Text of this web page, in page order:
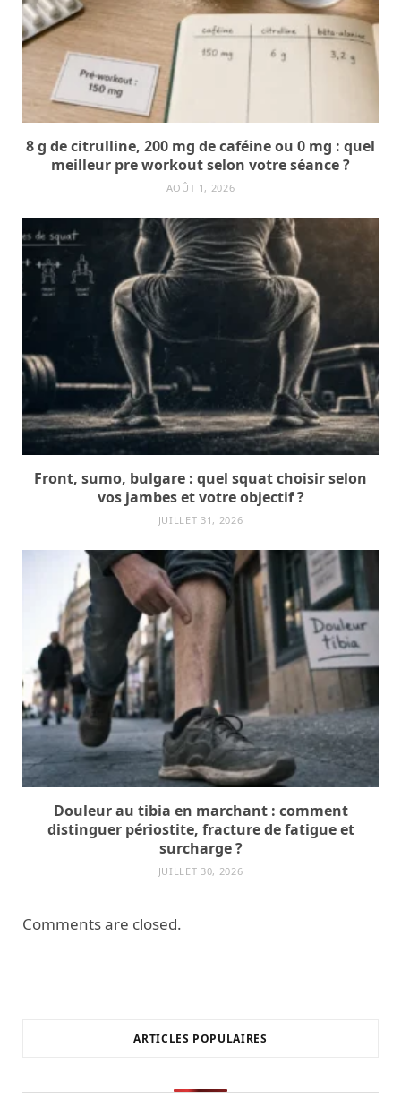
8 g de citrulline, 200 mg de caféine ou 0 mg : quel
meilleur pre workout selon votre séance ?
AOÛT 1, 2026
Front, sumo, bulgare : quel squat choisir selon
vos jambes et votre objectif ?
JUILLET 31, 2026
Douleur au tibia en marchant : comment
distinguer périostite, fracture de fatigue et
surcharge ?
JUILLET 30, 2026
Comments are closed.
ARTICLES POPULAIRES